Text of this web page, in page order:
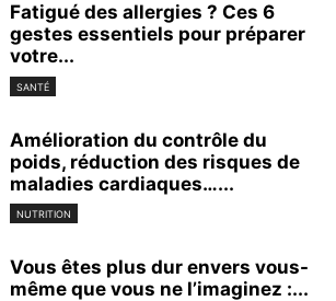
Fatigué des allergies ? Ces 6
gestes essentiels pour préparer
votre...
SANTÉ
Amélioration du contrôle du
poids, réduction des risques de
maladies cardiaques…...
NUTRITION
Vous êtes plus dur envers vous-
même que vous ne l’imaginez :...